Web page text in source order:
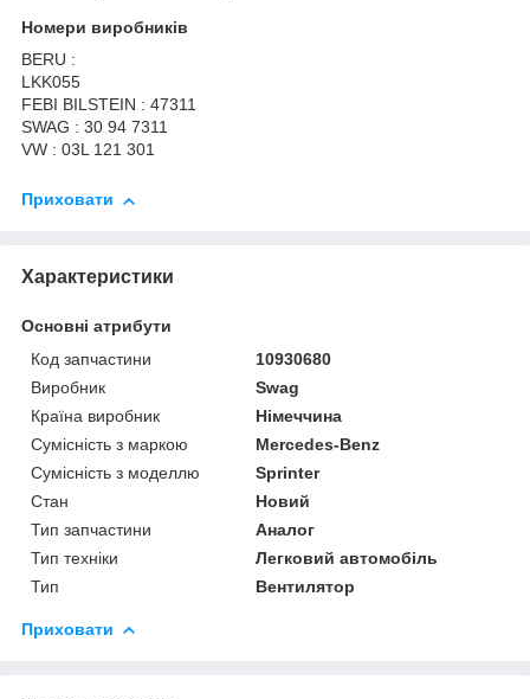
Номери виробників
BERU :
LKK055
FEBI BILSTEIN : 47311
SWAG : 30 94 7311
VW : 03L 121 301
Приховати
Характеристики
Основні атрибути
Код запчастини
10930680
Виробник
Swag
Країна виробник
Німеччина
Сумісність з маркою
Mercedes-Benz
Сумісність з моделлю
Sprinter
Стан
Новий
Тип запчастини
Аналог
Тип техніки
Легковий автомобіль
Тип
Вентилятор
Приховати